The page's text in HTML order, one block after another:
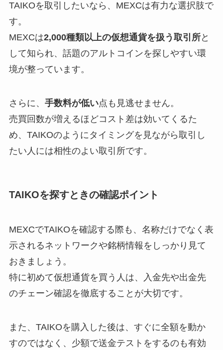
TAIKOを取引したいなら、MEXCは有力な選択肢で
す。
MEXCは2,000種類以上の仮想通貨を扱う取引所と
して知られ、話題のアルトコインを探しやすい環
境が整っています。
さらに、 手数料が低い点も見逃せません。
売買回数が増えるほどコスト差は効いてくるた
め、TAIKOのようにタイミングを見ながら取引し
たい人には相性のよい取引所です。
TAIKOを探すときの確認ポイント
MEXCでTAIKOを確認する際も、名称だけでなく表
示されるネットワークや銘柄情報をしっかり見て
おきましょう。
特に初めて仮想通貨を買う人は、入金先や出金先
のチェーン確認を徹底することが大切です。
また、TAIKOを購入した後は、すぐに全額を動か
すのではなく、少額で送金テストをするのも有効